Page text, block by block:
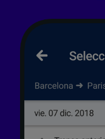
dispositivo y/o
contenido
audiencia y